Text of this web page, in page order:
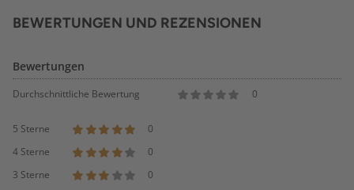
BEWERTUNGEN UND REZENSIONEN
Bewertungen
Durchschnittliche Bewertung 0
5 Sterne
0
4 Sterne
0
3 Sterne
0